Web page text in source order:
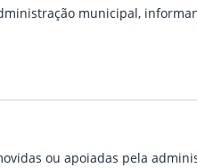
municipal,
ou apoiadas pela